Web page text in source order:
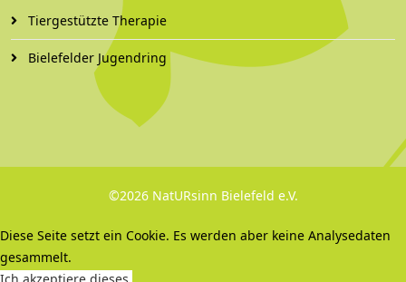
Tiergestützte Therapie
Bielefelder Jugendring
©2026 NatURsinn Bielefeld e.V.
Diese Seite setzt ein Cookie. Es werden aber keine Analysedaten
gesammelt.